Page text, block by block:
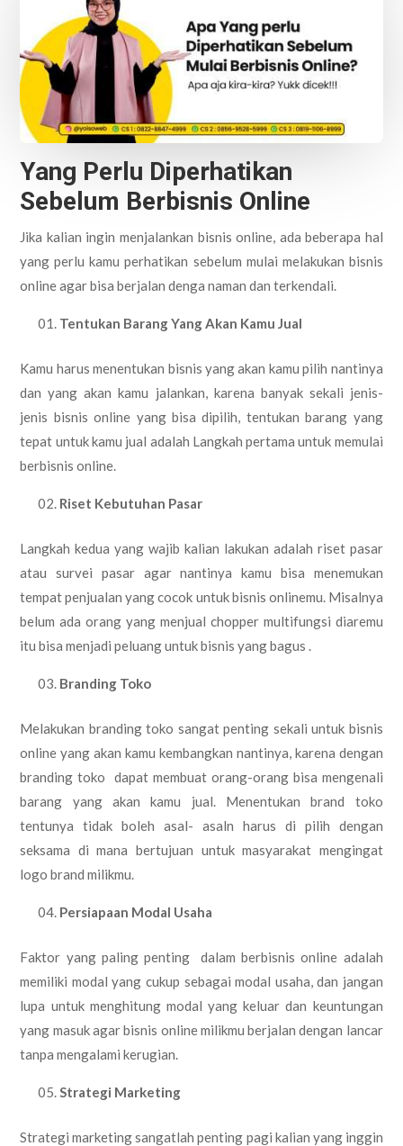
Yang Perlu Diperhatikan
Sebelum Berbisnis Online
Jika kalian ingin menjalankan bisnis online, ada beberapa hal
yang perlu kamu perhatikan sebelum mulai melakukan bisnis
online agar bisa berjalan denga naman dan terkendali.
Tentukan Barang Yang Akan Kamu Jual
Kamu harus menentukan bisnis yang akan kamu pilih nantinya
dan yang akan kamu jalankan, karena banyak sekali jenis-
jenis bisnis online yang bisa dipilih, tentukan barang yang
tepat untuk kamu jual adalah Langkah pertama untuk memulai
berbisnis online.
Riset Kebutuhan Pasar
Langkah kedua yang wajib kalian lakukan adalah riset pasar
atau survei pasar agar nantinya kamu bisa menemukan
tempat penjualan yang cocok untuk bisnis onlinemu. Misalnya
belum ada orang yang menjual chopper multifungsi diaremu
itu bisa menjadi peluang untuk bisnis yang bagus .
Branding Toko
Melakukan branding toko sangat penting sekali untuk bisnis
online yang akan kamu kembangkan nantinya, karena dengan
branding toko dapat membuat orang-orang bisa mengenali
barang yang akan kamu jual. Menentukan brand toko
tentunya tidak boleh asal- asaln harus di pilih dengan
seksama di mana bertujuan untuk masyarakat mengingat
logo brand milikmu.
Persiapaan Modal Usaha
Faktor yang paling penting dalam berbisnis online adalah
memiliki modal yang cukup sebagai modal usaha, dan jangan
lupa untuk menghitung modal yang keluar dan keuntungan
yang masuk agar bisnis online milikmu berjalan dengan lancar
tanpa mengalami kerugian.
Strategi Marketing
Strategi marketing sangatlah penting pagi kalian yang inggin